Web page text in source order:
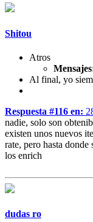
Shitou
Atros
Al final, yo
Respuesta #116 en:
nadie, solo son
existen unos nuevos
rate, pero hasta
los enrich
dudas ro